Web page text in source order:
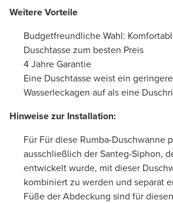
Weitere Vorteile
Budgetfreundliche Wahl:
Duschtasse zum besten Preis
4 Jahre Garantie
Eine Duschtasse weist ein
Wasserleckagen auf als eine
Hinweise zur Installation:
Für Für diese Rumba-Duschwanne
ausschließlich der Santeg-Siphon,
entwickelt wurde, mit dieser
kombiniert zu werden und separat
Füße der Abdeckung sind für